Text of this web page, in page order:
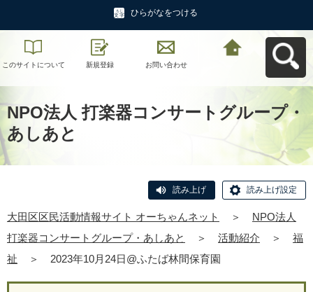
ひらがなをつける
このサイトについて 新規登録 お問い合わせ
NPO法人 打楽器コンサートグループ・
あしあと
読み上げ 読み上げ設定
大田区区民活動情報サイト オーちゃんネット ＞
NPO法人
打楽器コンサートグループ・あしあと
＞ 活動紹介 ＞
福
祉
＞ 2023年10月24日@ふたば林間保育園